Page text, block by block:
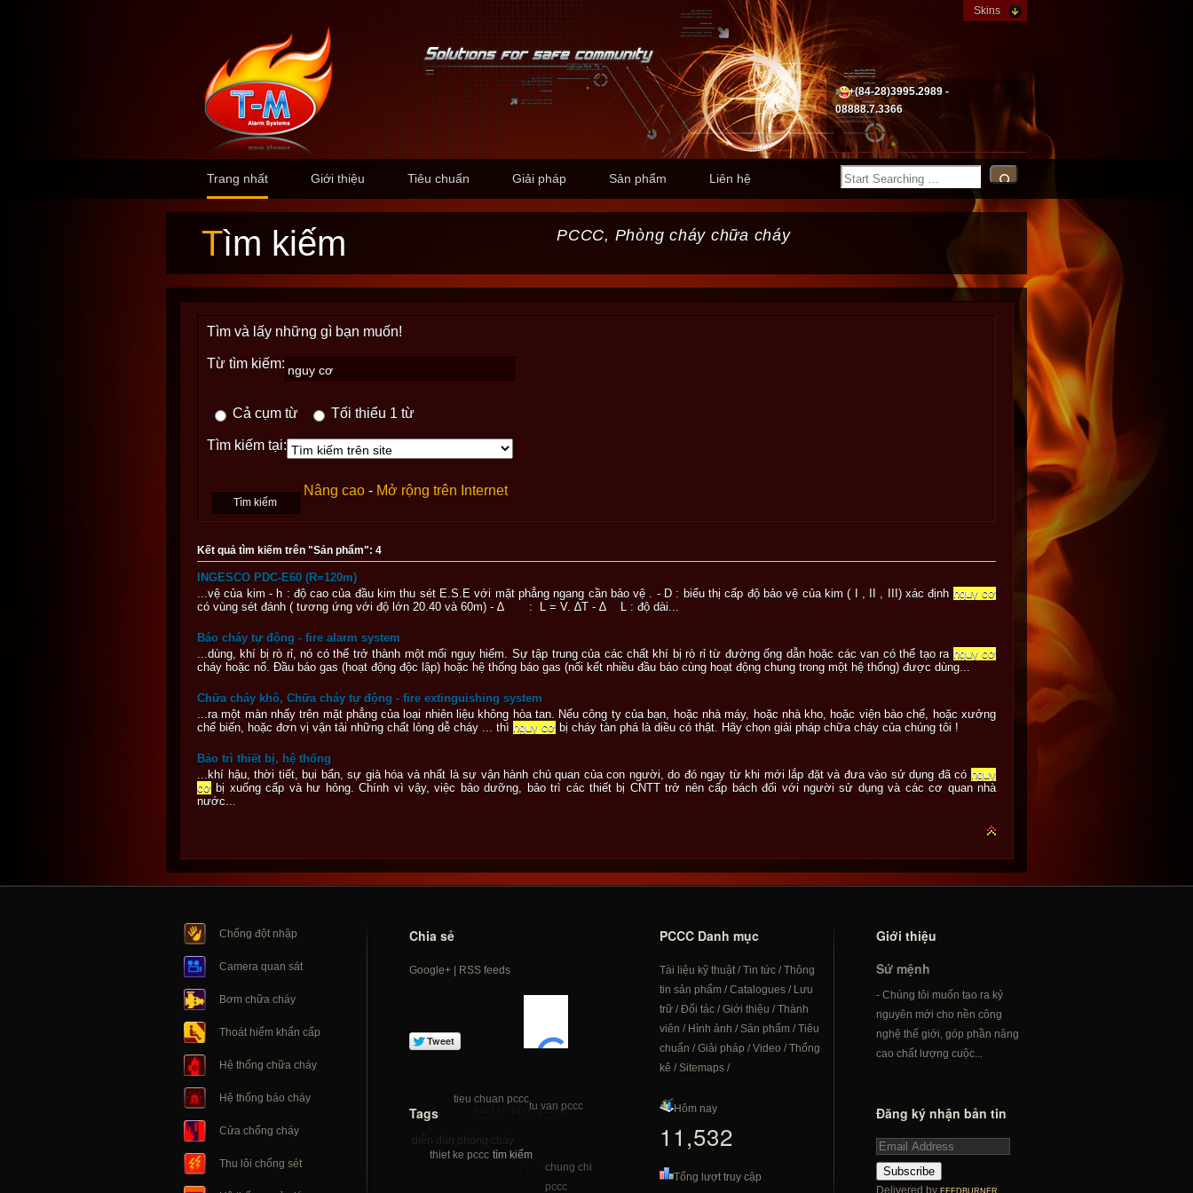
Skins
+(84-28)3995.2989 -
08888.7.3366
Trang nhất Giới thiệu Tiêu chuẩn Giải pháp Sản phẩm Liên hệ
Tìm kiếm PCCC, Phòng cháy chữa cháy
Tìm và lấy những gì bạn muốn!
Từ tìm kiếm:
Cả cụm từ Tối thiểu 1 từ
Tìm kiếm tại:
Nâng cao - Mở rộng trên Internet
Kết quả tìm kiếm trên "Sản phẩm": 4
INGESCO PDC-E60 (R=120m)
...vệ của kim - h : độ cao của đầu kim thu sét E.S.E với mặt phẳng ngang cần bảo vệ . - D : biểu thị cấp độ bảo vệ của kim ( I , II , III) xác định nguy cơ
có vùng sét đánh ( tương ứng với độ lớn 20.40 và 60m) - ∆ : L = V. ∆T - ∆ L : độ dài...
Báo cháy tự động - fire alarm system
...dùng, khí bị rò rỉ, nó có thể trở thành một mối nguy hiểm. Sự tập trung của các chất khí bị rò rỉ từ đường ống dẫn hoặc các van có thể tạo ra nguy cơ
cháy hoặc nổ. Đầu báo gas (hoạt động độc lập) hoặc hệ thống báo gas (nối kết nhiều đầu báo cùng hoạt động chung trong một hệ thống) được dùng...
Chữa cháy khô, Chữa cháy tự động - fire extinguishing system
...ra một màn nhấy trên mặt phẳng của loại nhiên liệu không hòa tan. Nếu công ty của bạn, hoặc nhà máy, hoặc nhà kho, hoặc viện bào chế, hoặc xưởng
chế biến, hoặc đơn vị vận tải những chất lỏng dễ cháy ... thì nguy cơ bị cháy tàn phá là diều có thật. Hãy chọn giải pháp chữa cháy của chúng tôi !
Bảo trì thiết bị, hệ thống
...khí hậu, thời tiết, bụi bẩn, sự già hóa và nhất là sự vận hành chủ quan của con người, do đó ngay từ khi mới lắp đặt và đưa vào sử dụng đã có nguy
cơ bị xuống cấp và hư hỏng. Chính vì vậy, việc bảo dưỡng, bảo trì các thiết bị CNTT trở nên cấp bách đối với người sử dụng và các cơ quan nhà
nước...
Chống đột nhập
Camera quan sát
Bơm chữa cháy
Thoát hiểm khẩn cấp
Hệ thống chữa cháy
Hệ thống báo cháy
Cửa chống cháy
Thu lôi chống sét
Chia sẻ
Google+| RSS feeds
Tags
tìm kiếm
thiet ke pccc
tieu chuan pccc
tu van pccc
chung chi
pccc
diễn đàn phòng cháy
thiet ke phong chay
diễn đàn pc
pccc chong chay
PCCC Danh mục
Tài liệu kỹ thuật/Tin tức/Thông
tin sản phẩm/Catalogues/ Lưu
trữ/Đối tác/Giới thiệu /Thành
viên / Hình ảnh /Sản phẩm/Tiêu
chuẩn /Giải pháp /Video /Thống
kê /Sitemaps/
Hôm nay
11,532
Tổng lượt truy cập
Giới thiệu
Sứ mệnh
- Chúng tôi muốn tạo ra kỷ
nguyên mới cho nền công
nghệ thế giới, góp phần nâng
cao chất lượng cuộc...
Đăng ký nhận bản tin
Subscribe